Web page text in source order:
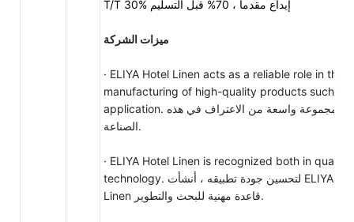
T/T 30% إيداع مقدما ، 70% قبل التسليم
ميزات الشركة
· ELIYA Hotel Linen acts as a reliable role in the
manufacturing of high-quality products such as
application. لقد اكتسبنا مجموعة واسعة من الاعتراف في هذه
الصناعة.
· ELIYA Hotel Linen is recognized both in quality
technology. لتحسين جودة تطبيقه ، أنشأت ELIYA Hotel
Linen قاعدة مهنية للبحث والتطوير.